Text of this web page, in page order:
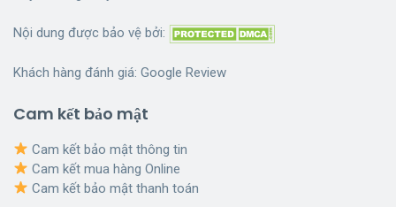
Nội dung được bảo vệ bởi:
Khách hàng đánh giá: Google Review
Cam kết bảo mật
Cam kết bảo mật thông tin
Cam kết mua hàng Online
Cam kết bảo mật thanh toán